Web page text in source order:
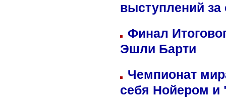
выступлений
Финал
Эшли Барти
Чемпионат
себя Нойером и